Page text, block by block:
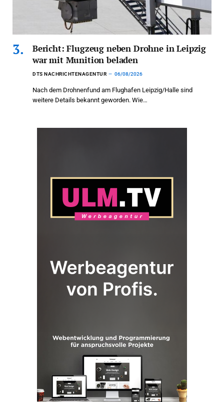
Bericht: Flugzeug neben Drohne in Leipzig
war mit Munition beladen
DTS NACHRICHTENAGENTUR 06/08/2026
Nach dem Drohnenfund am Flughafen Leipzig/Halle sind
weitere Details bekannt geworden. Wie…